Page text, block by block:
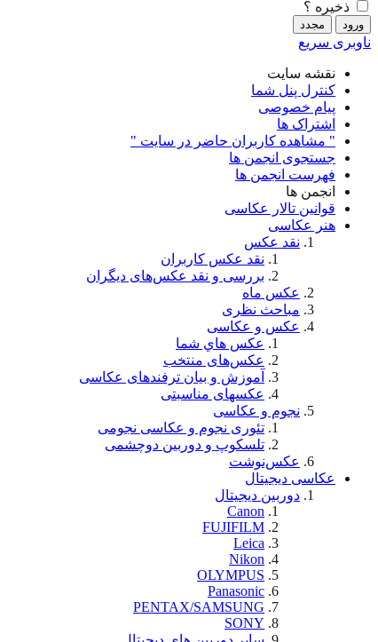
ذخیره ؟
ناوبری سریع
نقشه سایت
کنترل پنل شما
پیام خصوصی
اشتراک ها
" مشاهده کاربران حاضر در سایت "
جستجوی انجمن ها
فهرست انجمن ها
انجمن ها
قوانین تالار عکاسی
هنر عکاسی
نقد عکس
نقد عکس کاربران
بررسی و نقد عکس‌های دیگران
عکس ماه
مباحث نظری
عکس و عکاسی
عكس هاي شما
عکس‌های منتخب
آموزش و بیان ترفندهای عکاسی
عکسهای مناسبتی
نجوم و عکاسی
تئوری نجوم و عکاسی نجومی
تلسکوپ و دوربین دوچشمی
عکس‌نوشت
عکاسی دیجیتال
دوربین دیجیتال
Canon
FUJIFILM
Leica
Nikon
OLYMPUS
Panasonic
PENTAX/SAMSUNG
SONY